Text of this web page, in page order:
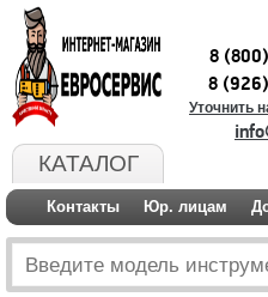
КАТАЛОГ
8
8
Уточнить
Контакты Юр. лицам